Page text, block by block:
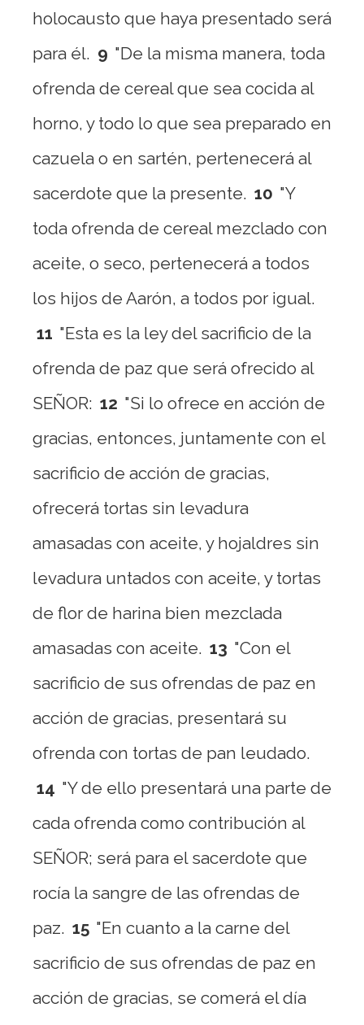
holocausto que haya presentado será
para él. 9 "De la misma manera, toda
ofrenda de cereal que sea cocida al
horno, y todo lo que sea preparado en
cazuela o en sartén, pertenecerá al
sacerdote que la presente. 10 "Y
toda ofrenda de cereal mezclado con
aceite, o seco, pertenecerá a todos
los hijos de Aarón, a todos por igual.
11 "Esta es la ley del sacrificio de la
ofrenda de paz que será ofrecido al
SEÑOR: 12 "Si lo ofrece en acción de
gracias, entonces, juntamente con el
sacrificio de acción de gracias,
ofrecerá tortas sin levadura
amasadas con aceite, y hojaldres sin
levadura untados con aceite, y tortas
de flor de harina bien mezclada
amasadas con aceite. 13 "Con el
sacrificio de sus ofrendas de paz en
acción de gracias, presentará su
ofrenda con tortas de pan leudado.
14 "Y de ello presentará una parte de
cada ofrenda como contribución al
SEÑOR; será para el sacerdote que
rocía la sangre de las ofrendas de
paz. 15 "En cuanto a la carne del
sacrificio de sus ofrendas de paz en
acción de gracias, se comerá el día